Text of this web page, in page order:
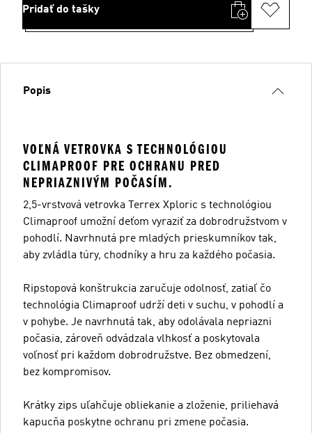
Pridať do tašky
Popis
VOĽNÁ VETROVKA S TECHNOLÓGIOU
CLIMAPROOF PRE OCHRANU PRED
NEPRIAZNIVÝM POČASÍM.
2,5-vrstvová vetrovka Terrex Xploric s technológiou
Climaproof umožní deťom vyraziť za dobrodružstvom v
pohodlí. Navrhnutá pre mladých prieskumníkov tak,
aby zvládla túry, chodníky a hru za každého počasia.
Ripstopová konštrukcia zaručuje odolnosť, zatiaľ čo
technológia Climaproof udrží deti v suchu, v pohodlí a
v pohybe. Je navrhnutá tak, aby odolávala nepriazni
počasia, zároveň odvádzala vlhkosť a poskytovala
voľnosť pri každom dobrodružstve. Bez obmedzení,
bez kompromisov.
Krátky zips uľahčuje obliekanie a zloženie, priliehavá
kapucňa poskytne ochranu pri zmene počasia.